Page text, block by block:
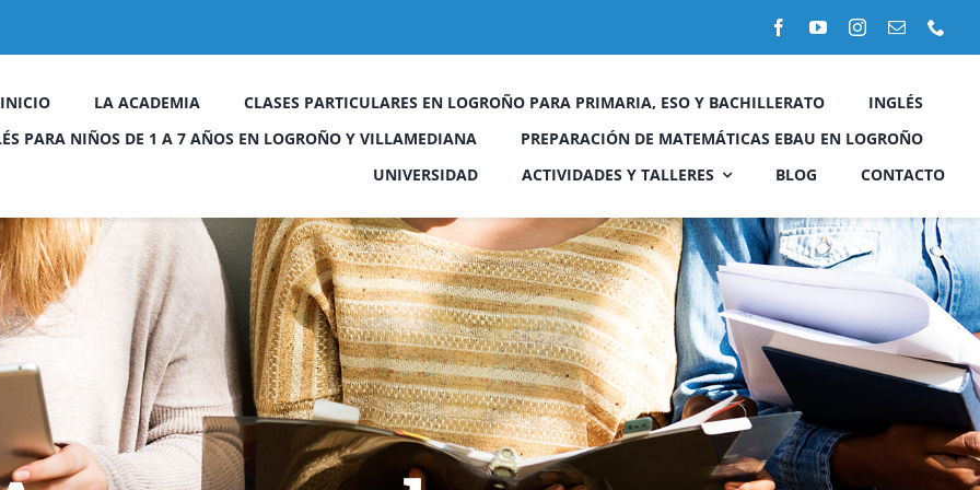
INICIO LA ACADEMIA CLASES PARTICULARES EN LOGROÑO PARA PRIMARIA, ESO Y BACHILLERATO
INGLÉS
PARA NIÑOS DE 1 A 7 AÑOS EN LOGROÑO Y VILLAMEDIANA
PREPARACIÓN DE MATEMÁTICAS EBAU EN LOGROÑO
UNIVERSIDAD
ACTIVIDADES Y TALLERES
Escape Street Taller técnicas de estudio
BLOG CONTACTO